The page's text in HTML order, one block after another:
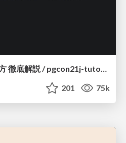
実際に使うSQLの書き方 徹底解説 / pgcon21j-tutorial
201 75k